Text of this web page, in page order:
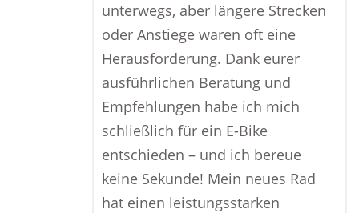
unterwegs, aber längere Strecken
oder Anstiege waren oft eine
Herausforderung. Dank eurer
ausführlichen Beratung und
Empfehlungen habe ich mich
schließlich für ein E-Bike
entschieden – und ich bereue
keine Sekunde! Mein neues Rad
hat einen leistungsstarken